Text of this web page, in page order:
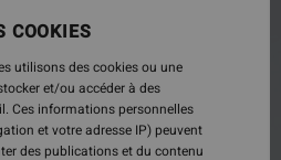
COOKIES
utilisons des cookies ou une
et/ou accéder à des
Ces informations personnelles
et votre adresse IP) peuvent
des publications et du contenu